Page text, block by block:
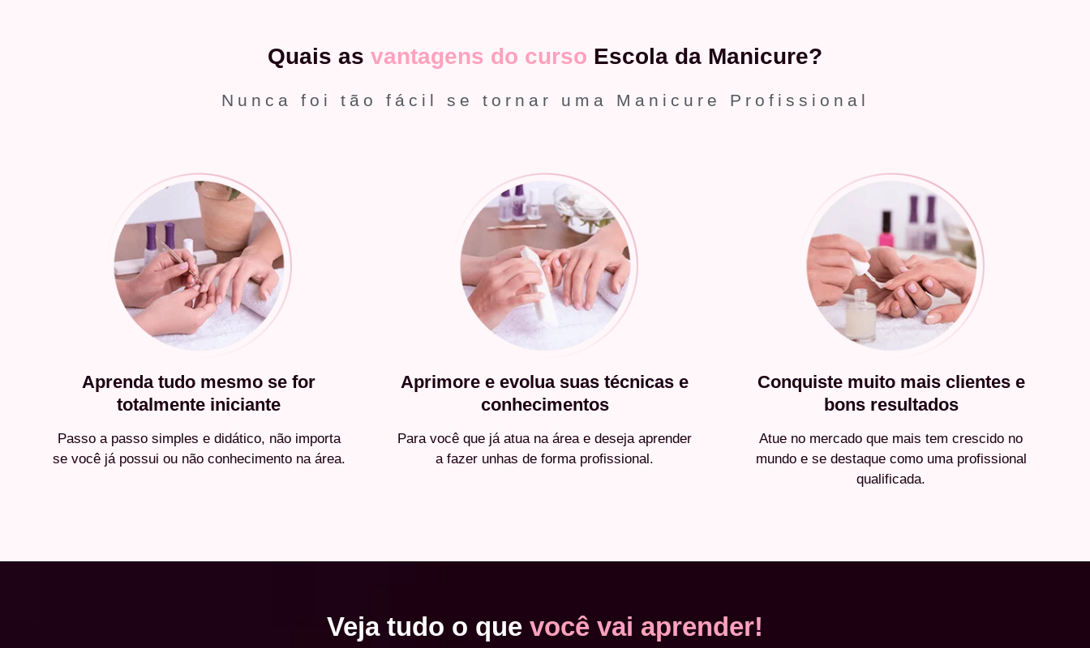
Quais as vantagens do curso Escola da Manicure?
Nunca foi tão fácil se tornar uma Manicure Profissional
Aprenda tudo mesmo se for
totalmente iniciante
Passo a passo simples e didático, não importa
se você já possui ou não conhecimento na área.
Aprimore e evolua suas técnicas e
conhecimentos
Para você que já atua na área e deseja aprender
a fazer unhas de forma profissional.
Conquiste muito mais clientes e
bons resultados
Atue no mercado que mais tem crescido no
mundo e se destaque como uma profissional
qualificada.
Veja tudo o que você vai aprender!